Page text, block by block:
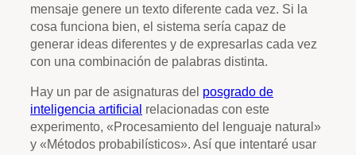
mensaje genere un texto diferente cada vez. Si la
cosa funciona bien, el sistema sería capaz de
generar ideas diferentes y de expresarlas cada vez
con una combinación de palabras distinta.
Hay un par de asignaturas del posgrado de
inteligencia artificial relacionadas con este
experimento, «Procesamiento del lenguaje natural»
y «Métodos probabilísticos». Así que intentaré usar